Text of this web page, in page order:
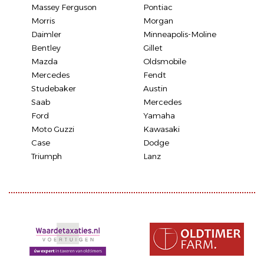
Massey Ferguson
Pontiac
Morris
Morgan
Daimler
Minneapolis-Moline
Bentley
Gillet
Mazda
Oldsmobile
Mercedes
Fendt
Studebaker
Austin
Saab
Mercedes
Ford
Yamaha
Moto Guzzi
Kawasaki
Case
Dodge
Triumph
Lanz